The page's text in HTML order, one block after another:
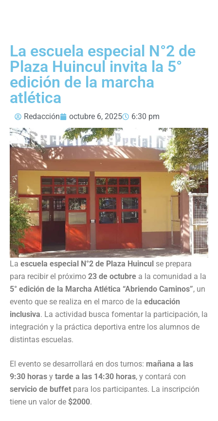
La escuela especial N°2 de
Plaza Huincul invita la 5°
edición de la marcha
atlética
Redacción octubre 6, 2025 6:30 pm
La escuela especial N°2 de Plaza Huincul se prepara
para recibir el próximo 23 de octubre a la comunidad a la
5° edición de la Marcha Atlética “Abriendo Caminos”, un
evento que se realiza en el marco de la educación
inclusiva. La actividad busca fomentar la participación, la
integración y la práctica deportiva entre los alumnos de
distintas escuelas.
El evento se desarrollará en dos turnos: mañana a las
9:30 horas y tarde a las 14:30 horas, y contará con
servicio de buffet para los participantes. La inscripción
tiene un valor de $2000.